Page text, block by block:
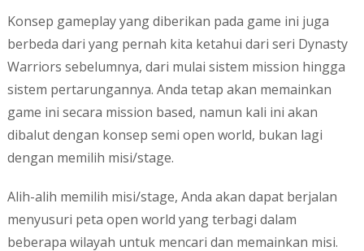
Konsep gameplay yang diberikan pada game ini juga
berbeda dari yang pernah kita ketahui dari seri Dynasty
Warriors sebelumnya, dari mulai sistem mission hingga
sistem pertarungannya. Anda tetap akan memainkan
game ini secara mission based, namun kali ini akan
dibalut dengan konsep semi open world, bukan lagi
dengan memilih misi/stage.
Alih-alih memilih misi/stage, Anda akan dapat berjalan
menyusuri peta open world yang terbagi dalam
beberapa wilayah untuk mencari dan memainkan misi.